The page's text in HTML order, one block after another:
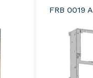
FRB 0019 A